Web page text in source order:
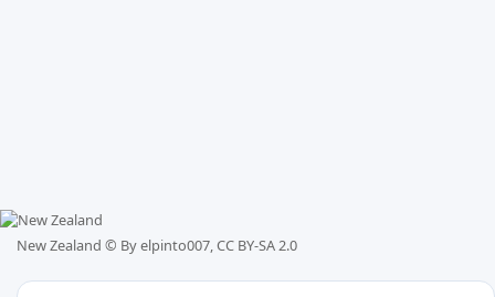
New Zealand © By elpinto007, CC BY-SA 2.0